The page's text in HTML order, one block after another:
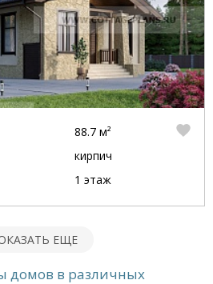
88.7 м²
кирпич
1 этаж
ЕЩЕ
домов в различных